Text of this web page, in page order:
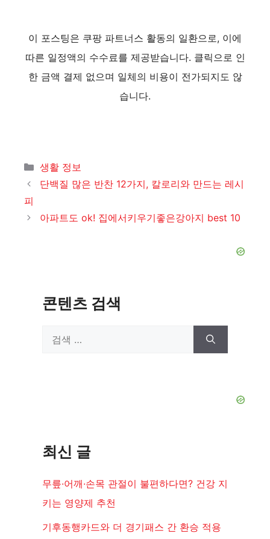
이 포스팅은 쿠팡 파트너스 활동의 일환으로, 이에
따른 일정액의 수수료를 제공받습니다. 클릭으로 인
한 금액 결제 없으며 일체의 비용이 전가되지도 않
습니다.
카
테
생활 정보
단백질 많은 반찬 12가지, 칼로리와 만드는 레시
피
아파트도 ok! 집에서키우기좋은강아지 best 10
콘텐츠 검색
최신 글
무릎·어깨·손목 관절이 불편하다면? 건강 지
키는 영양제 추천
기후동행카드와 더 경기패스 간 환승 적용